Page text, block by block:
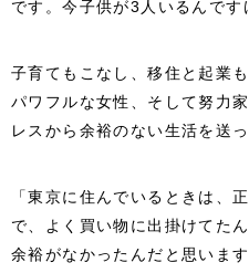
です。今子供が3人いるんで
子育てもこなし、移住と起業
パワフルな女性、そして努力
レスから余裕のない生活を送
「東京に住んでいるときは、
で、よく買い物に出掛けてた
余裕がなかったんだと思いま